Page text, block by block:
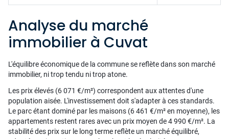
Analyse du marché
immobilier à Cuvat
L'équilibre économique de la commune se reflète dans son marché
immobilier, ni trop tendu ni trop atone.
Les prix élevés (6 071 €/m²) correspondent aux attentes d'une
population aisée. L'investissement doit s'adapter à ces standards.
Le parc étant dominé par les maisons (6 461 €/m² en moyenne), les
appartements restent rares avec un prix moyen de 4 990 €/m². La
stabilité des prix sur le long terme reflète un marché équilibré,